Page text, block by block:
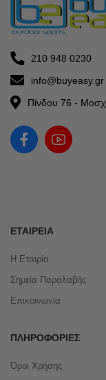
210 948 0230
info@buyeasy.gr
Πίνδου 76 -
ΕΤΑΙΡΕΊΑ
Η Εταιρία
Σημεία Παραλαβής
Επικοινωνία
ΠΛΗΡΟΦΟΡΊΕΣ
Όροι Χρήσης